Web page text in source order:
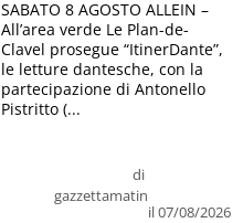
di
gazzettamatin
il 07/08/2026
SABATO 8 AGOSTO ALLEIN –
All’area verde Le Plan-de-
Clavel prosegue “ItinerDante”,
le letture dantesche, con la
partecipazione di Antonello
Pistritto (...